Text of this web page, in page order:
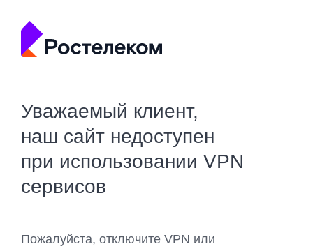
Уважаемый клиент,
наш сайт недоступен
при использовании VPN
сервисов
Пожалуйста, отключите VPN или